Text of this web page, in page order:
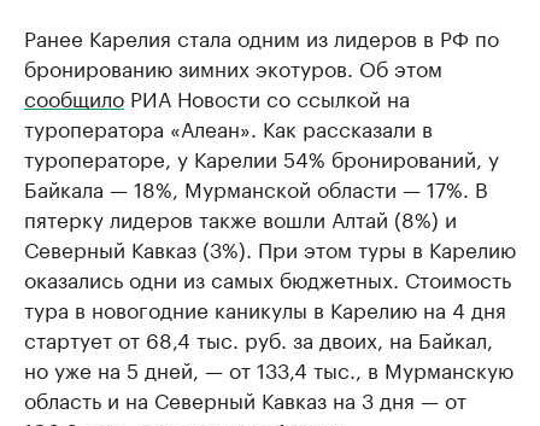
Ранее Карелия стала одним из лидеров в РФ по
бронированию зимних экотуров. Об этом
сообщило РИА Новости со ссылкой на
туроператора «Алеан». Как рассказали в
туроператоре, у Карелии 54% бронирований, у
Байкала — 18%, Мурманской области — 17%. В
пятерку лидеров также вошли Алтай (8%) и
Северный Кавказ (3%). При этом туры в Карелию
оказались одни из самых бюджетных. Стоимость
тура в новогодние каникулы в Карелию на 4 дня
стартует от 68,4 тыс. руб. за двоих, на Байкал,
но уже на 5 дней, — от 133,4 тыс., в Мурманскую
область и на Северный Кавказ на 3 дня — от